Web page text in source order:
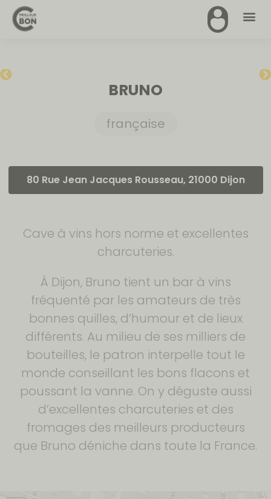
BRUNO
française
80 Rue Jean Jacques Rousseau, 21000 Dijon
Cave à vins hors norme et excellentes
charcuteries.
À Dijon, Bruno tient un bar à vins
fréquenté par les amateurs de très
bonnes quilles, d’humour et de lieux
différents. Au milieu de ses milliers de
bouteilles, le patron interpelle tout le
monde conseillant les bons flacons et
poussant la vanne. On y déguste aussi
d’excellentes charcuteries et des
fromages des meilleurs producteurs
que Bruno déniche dans toute la France.